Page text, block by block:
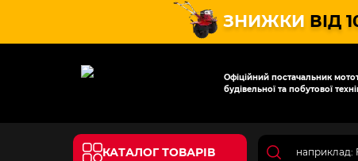
ЗНИЖКИ ВІД
Офіційний постачальник
будівельної та побутової
КАТАЛОГ ТОВАРІВ